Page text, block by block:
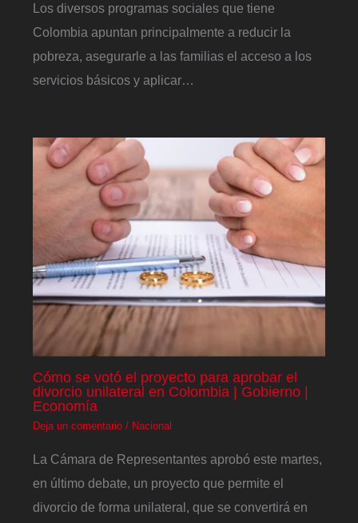
Los diversos programas sociales que tiene
Colombia apuntan principalmente a reducir la
pobreza, asegurarle a las familias el acceso a los
servicios básicos y aplicar…
Cómo se votó el proyecto para aprobar el
divorcio unilateral en Colombia | Gobierno |
Economía
Deja un comentario / Nacional
La Cámara de Representantes aprobó este martes,
en último debate, un proyecto que permite el
divorcio de forma unilateral, que se convertirá en